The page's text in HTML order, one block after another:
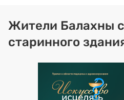
BORЩ
Жители Балахны
старинного